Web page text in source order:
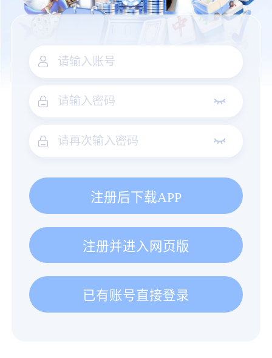
注册后下载APP
注册并进入网页版
已有账号直接登录